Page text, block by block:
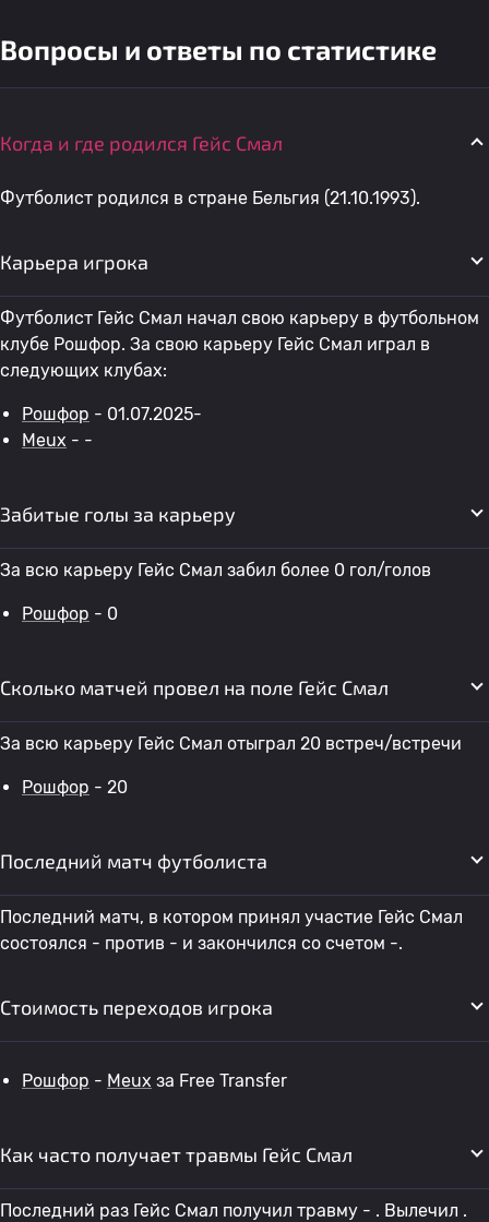
Вопросы и ответы по статистике
Когда и где родился Гейс Смал
Футболист родился в стране Бельгия (21.10.1993).
Карьера игрока
Футболист Гейс Смал начал свою карьеру в футбольном
клубе Рошфор. За свою карьеру Гейс Смал играл в
следующих клубах:
Рошфор - 01.07.2025-
Meux - -
Забитые голы за карьеру
За всю карьеру Гейс Смал забил более 0 гол/голов
Рошфор - 0
Сколько матчей провел на поле Гейс Смал
За всю карьеру Гейс Смал отыграл 20 встреч/встречи
Рошфор - 20
Последний матч футболиста
Последний матч, в котором принял участие Гейс Смал
состоялся - против - и закончился со счетом -.
Стоимость переходов игрока
Рошфор - Meux за Free Transfer
Как часто получает травмы Гейс Смал
Последний раз Гейс Смал получил травму - . Вылечил .